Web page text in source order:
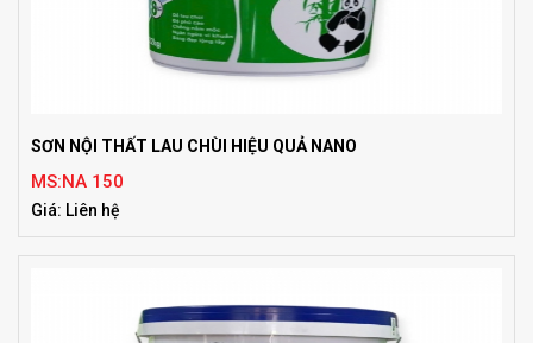
SƠN NỘI THẤT LAU CHÙI HIỆU QUẢ NANO
MS:NA 150
Giá: Liên hệ